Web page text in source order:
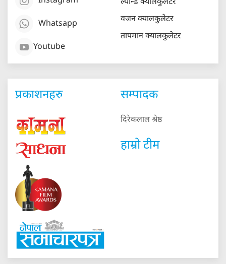
Whatsapp
Youtube
ल्यान्ड क्यालकुलेटर
वजन क्यालकुलेटर
तापमान क्यालकुलेटर
प्रकाशनहरु सम्पादक
दिरेकलाल श्रेष्ठ
हाम्रो टीम